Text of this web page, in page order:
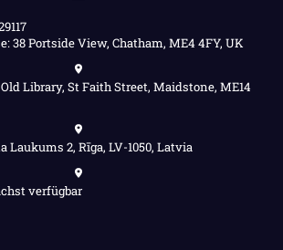
38 Portside View, Chatham, ME4 4FY, UK
Library, St Faith Street, Maidstone, ME14
Laukums 2, Rīga, LV-1050, Latvia
verfügbar